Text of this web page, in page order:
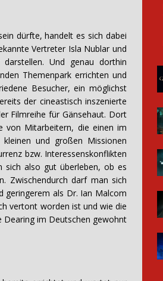
dürfte, handelt es sich dabei
Vertreter Isla Nublar und
Und genau dorthin
Themenpark errichten und
Besucher, ein möglichst
der cineastisch inszenierte
Filmreihe für Gänsehaut. Dort
von Mitarbeitern, die einen im
und großen Missionen
bzw. Interessenskonflikten
sich also gut überleben, ob es
Zwischendurch darf man sich
geringerem als Dr. Ian Malcom
vertont worden ist und wie die
Dearing im Deutschen gewohnt